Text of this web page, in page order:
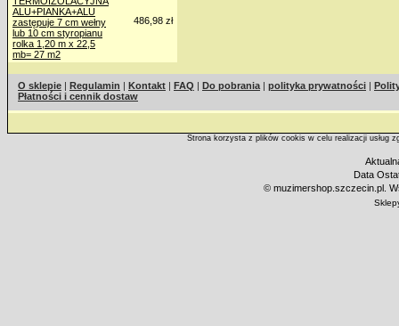
ALU+PIANKA+ALU
zastępuje 7 cm wełny
lub 10 cm styropianu
rolka 1,20 m x 22,5
mb= 27 m2
486,98 zł
O sklepie | Regulamin | Kontakt | FAQ | Do pobrania | polityka prywatności |
Płatności i cennik dostaw
Strona korzysta z plików cookis w celu realizacji usług
Data
© muzimershop.szczecin.pl.